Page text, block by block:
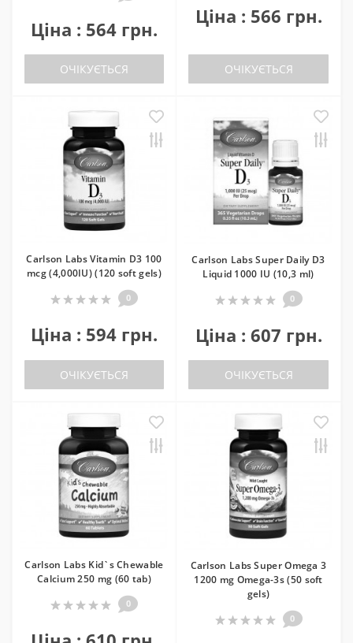
Ціна : 564 грн.
ОЧІКУЄТЬСЯ
Ціна : 566 грн.
ОЧІКУЄТЬСЯ
Carlson Labs Vitamin D3 100
mcg (4,000IU) (120 soft gels)
0
Ціна : 594 грн.
ОЧІКУЄТЬСЯ
Carlson Labs Super Daily D3
Liquid 1000 IU (10,3 ml)
0
Ціна : 607 грн.
ОЧІКУЄТЬСЯ
Carlson Labs Kid`s Chewable
Calcium 250 mg (60 tab)
0
Carlson Labs Super Omega 3
1200 mg Omega-3s (50 soft
gels)
0